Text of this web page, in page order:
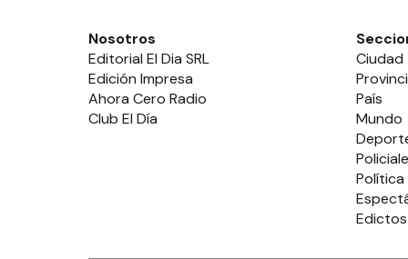
Nosotros
Editorial El Dia SRL
Edición Impresa
Ahora Cero Radio
Club El Día
Ciudad
País
Mundo
Política
Edictos